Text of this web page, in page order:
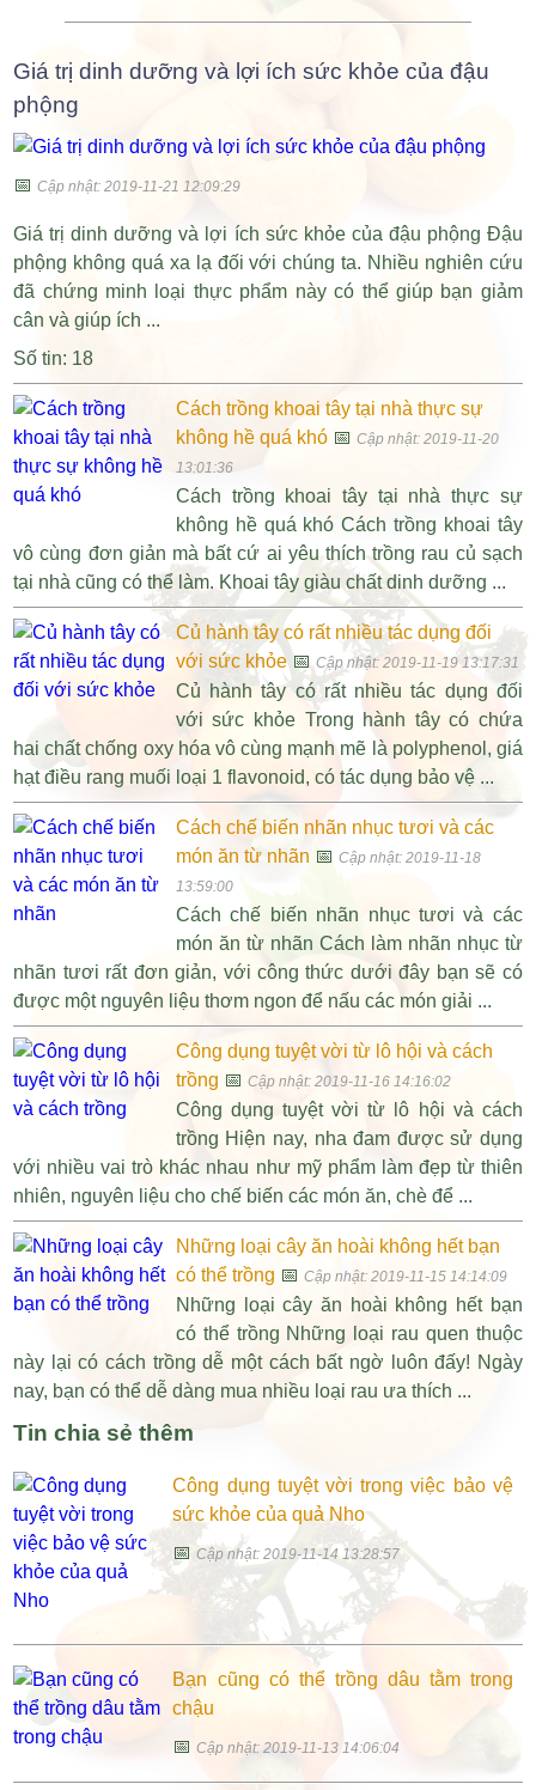
Giá trị dinh dưỡng và lợi ích sức khỏe của đậu
phộng
📅Cập nhật: 2019-11-21 12:09:29
Giá trị dinh dưỡng và lợi ích sức khỏe của đậu phộng Đậu
phộng không quá xa lạ đối với chúng ta. Nhiều nghiên cứu
đã chứng minh loại thực phẩm này có thể giúp bạn giảm
cân và giúp ích ...
Số tin: 18
Cách trồng khoai tây tại nhà thực sự
không hề quá khó📅 Cập nhật: 2019-11-20
13:01:36
Cách trồng khoai tây tại nhà thực sự
không hề quá khó Cách trồng khoai tây
vô cùng đơn giản mà bất cứ ai yêu thích trồng rau củ sạch
tại nhà cũng có thể làm. Khoai tây giàu chất dinh dưỡng ...
Củ hành tây có rất nhiều tác dụng đối
với sức khỏe📅 Cập nhật: 2019-11-19 13:17:31
Củ hành tây có rất nhiều tác dụng đối
với sức khỏe Trong hành tây có chứa
hai chất chống oxy hóa vô cùng mạnh mẽ là polyphenol, giá
hạt điều rang muối loại 1 flavonoid, có tác dụng bảo vệ ...
Cách chế biến nhãn nhục tươi và các
món ăn từ nhãn 📅 Cập nhật: 2019-11-18
13:59:00
Cách chế biến nhãn nhục tươi và các
món ăn từ nhãn Cách làm nhãn nhục từ
nhãn tươi rất đơn giản, với công thức dưới đây bạn sẽ có
được một nguyên liệu thơm ngon để nấu các món giải ...
Công dụng tuyệt vời từ lô hội và cách
trồng 📅 Cập nhật: 2019-11-16 14:16:02
Công dụng tuyệt vời từ lô hội và cách
trồng Hiện nay, nha đam được sử dụng
với nhiều vai trò khác nhau như mỹ phẩm làm đẹp từ thiên
nhiên, nguyên liệu cho chế biến các món ăn, chè để ...
Những loại cây ăn hoài không hết bạn
có thể trồng 📅 Cập nhật: 2019-11-15 14:14:09
Những loại cây ăn hoài không hết bạn
có thể trồng Những loại rau quen thuộc
này lại có cách trồng dễ một cách bất ngờ luôn đấy! Ngày
nay, bạn có thể dễ dàng mua nhiều loại rau ưa thích ...
Tin chia sẻ thêm
Công dụng tuyệt vời trong việc bảo vệ
sức khỏe của quả Nho
📅Cập nhật: 2019-11-14 13:28:57
Bạn cũng có thể trồng dâu tằm trong
chậu
📅Cập nhật: 2019-11-13 14:06:04